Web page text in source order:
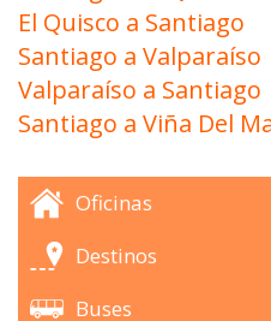
El Quisco a Santiago
Santiago a Valparaíso
Valparaíso a Santiago
Santiago a Viña Del
Oficinas
Destinos
Buses